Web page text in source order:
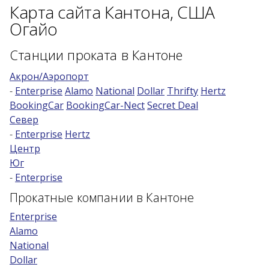
Возврат в другом месте?
Возраст 25-70 лет?
Купон/промо
Карта сайта Кантона, США
Огайо
Станции проката в Кантоне
Акрон/Аэропорт
- Enterprise Alamo National Dollar Thrifty Hertz
BookingCar BookingCar-NectSecret Deal
Север
- Enterprise Hertz
Центр
Юг
- Enterprise
Прокатные компании в Кантоне
Enterprise
Alamo
National
Dollar